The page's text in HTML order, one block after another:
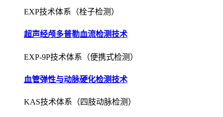
EXP技术体系（栓子检测）
超声经颅多普勒血流检测技术
EXP-9P技术体系（便携式检测）
血管弹性与动脉硬化检测技术
KAS技术体系（四肢动脉检测）